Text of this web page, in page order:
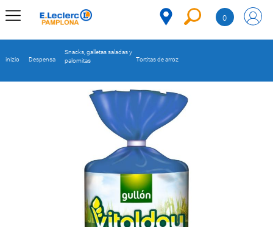
0
inizio Despensa
Snacks, galletas saladas y
palomitas
Tortitas de arroz